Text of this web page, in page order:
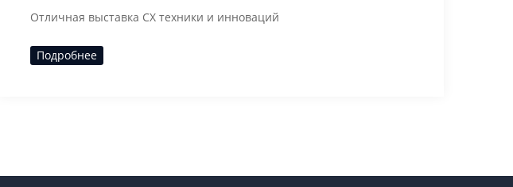
Отличная выставка СХ техники и инноваций
Подробнее